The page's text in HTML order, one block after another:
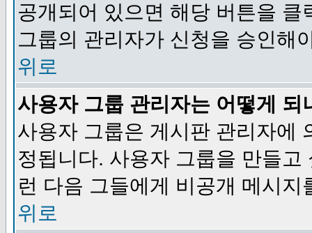
공개되어 있으면 해당 버튼을
그룹의 관리자가 신청을 승인해
위로
사용자 그룹 관리자는 어떻게 되
사용자 그룹은 게시판 관리자에
정됩니다. 사용자 그룹을 만들
런 다음 그들에게 비공개 메시지
위로